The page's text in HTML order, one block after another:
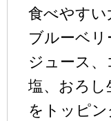
食べやすい
ブルーベ
ジュース、
塩、おろし
をトッピ